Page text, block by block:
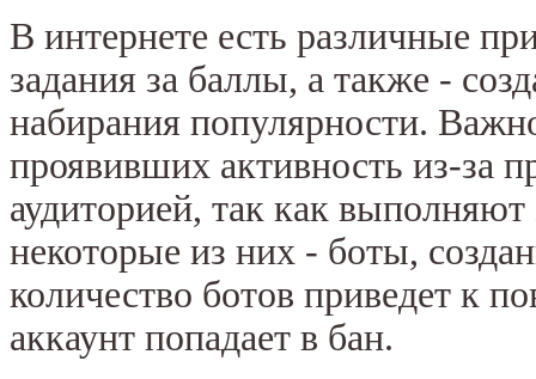
В интернете есть различные
задания за баллы, а также -
набирания популярности.
проявивших активность из-за
аудиторией, так как
некоторые из них - боты,
количество ботов приведет к
аккаунт попадает в бан.